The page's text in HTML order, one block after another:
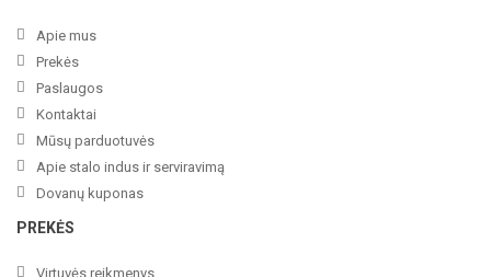
Apie mus
Prekės
Paslaugos
Kontaktai
Mūsų parduotuvės
Apie stalo indus ir serviravimą
Dovanų kuponas
PREKĖS
Virtuvės reikmenys